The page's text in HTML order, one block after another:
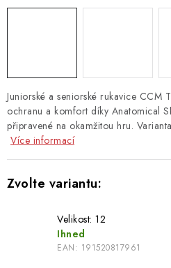
DÁMSKÁ VÝSTROJ
info@hockeyshopteplice.cz
Juniorské a seniorské rukavice CCM
ochranu a komfort díky Anatomical
připravené na okamžitou hru.
Více informací
Velikost: 12
Ihned
EAN: 191520817961